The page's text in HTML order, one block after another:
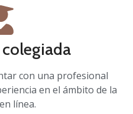
con una profesional
en el ámbito de la
línea.